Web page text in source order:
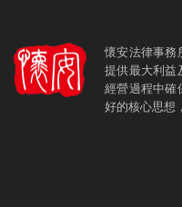
懷安法律事務
提供最大利益
經營過程中確
好的核心思想